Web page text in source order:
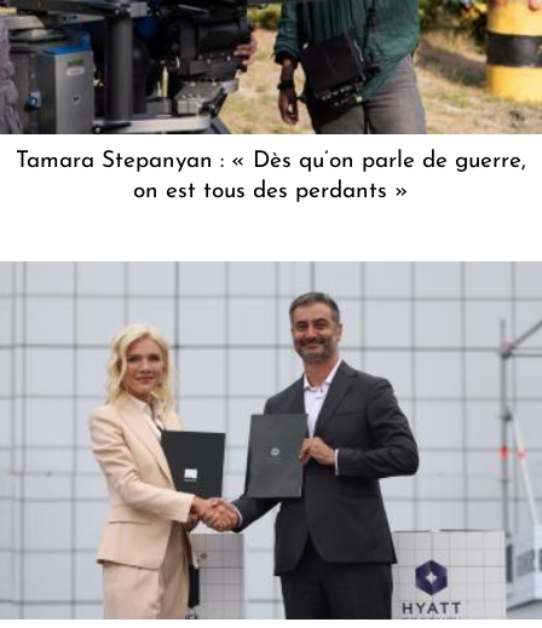
Tamara Stepanyan : « Dès qu’on parle de guerre,
on est tous des perdants »